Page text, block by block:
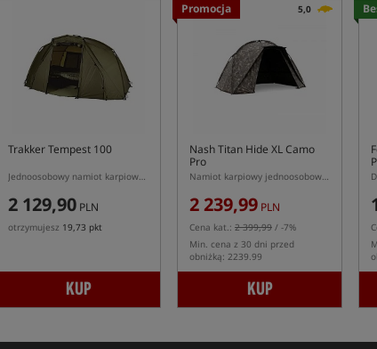
Trakker Tempest 100
Jednoosobowy namiot karpiowy Trakker Tempest 100
2 129,90 PLN
otrzymujesz 19,73 pkt
KUP
Promocja 5,0
Nash Titan Hide XL Camo
Pro
Namiot karpiowy jednoosobowy XL
2 239,99 PLN
Cena kat.: 2 399,99 / -7%
Min. cena z 30 dni przed
obniżką: 2239.99
KUP